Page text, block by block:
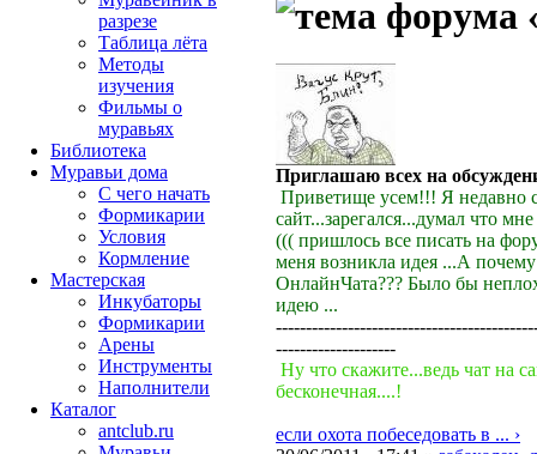
Приглашаю всех на
Приветище усем!!! Я недавно
сайт...зарегался...думал что
((( пришлось все писать на
меня возникла идея ...А
ОнлайнЧата??? Было бы
идею ...
--------------------
Ну что скажите...ведь чат на
бесконечная....!
если охота побеседовать в ... ›
разрезе
Таблица лёта
Методы
изучения
Фильмы о
муравьях
Библиотека
Муравьи дома
С чего начать
Формикарии
Условия
Кормление
Мастерская
Инкубаторы
Формикарии
Арены
Инструменты
Наполнители
Каталог
antclub.ru